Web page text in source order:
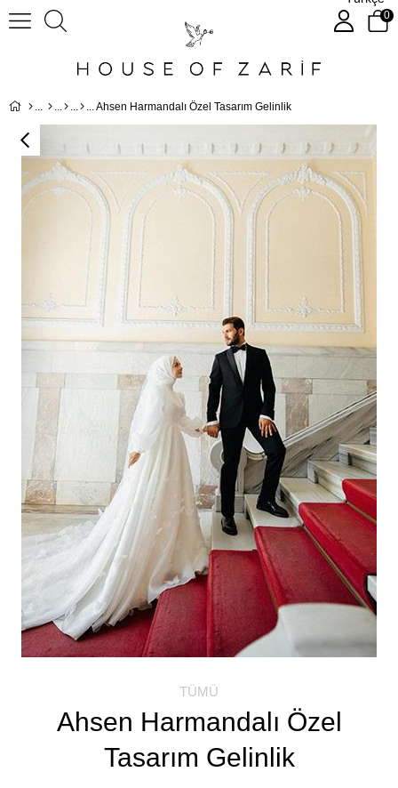
0
Ahsen Harmandalı Özel Tasarım Gelinlik
TÜMÜ
Ahsen Harmandalı Özel
Tasarım Gelinlik